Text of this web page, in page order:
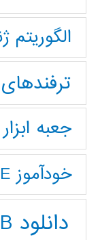
الگوریتم
جعبه
خودآموز HSPICE
دانلود MATLAB